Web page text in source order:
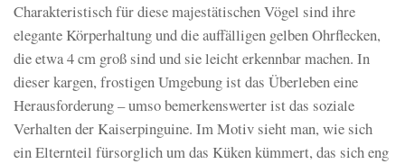
Charakteristisch für diese majestätischen Vögel sind ihre
elegante Körperhaltung und die auffälligen gelben Ohrflecken,
die etwa 4 cm groß sind und sie leicht erkennbar machen. In
dieser kargen, frostigen Umgebung ist das Überleben eine
Herausforderung – umso bemerkenswerter ist das soziale
Verhalten der Kaiserpinguine. Im Motiv sieht man, wie sich
ein Elternteil fürsorglich um das Küken kümmert, das sich eng